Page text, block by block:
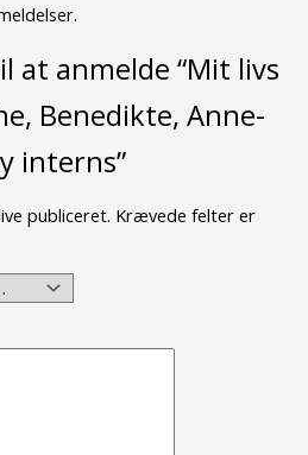
at anmelde “Mit livs
Benedikte, Anne-
interns”
publiceret. Krævede felter er